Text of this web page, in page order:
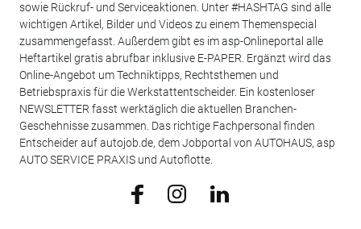
sowie Rückruf- und Serviceaktionen. Unter #HASHTAG sind alle
wichtigen Artikel, Bilder und Videos zu einem Themenspecial
zusammengefasst. Außerdem gibt es im asp-Onlineportal alle
Heftartikel gratis abrufbar inklusive E-PAPER. Ergänzt wird das
Online-Angebot um Techniktipps, Rechtsthemen und
Betriebspraxis für die Werkstattentscheider. Ein kostenloser
NEWSLETTER fasst werktäglich die aktuellen Branchen-
Geschehnisse zusammen. Das richtige Fachpersonal finden
Entscheider auf autojob.de, dem Jobportal von AUTOHAUS, asp
AUTO SERVICE PRAXIS und Autoflotte.